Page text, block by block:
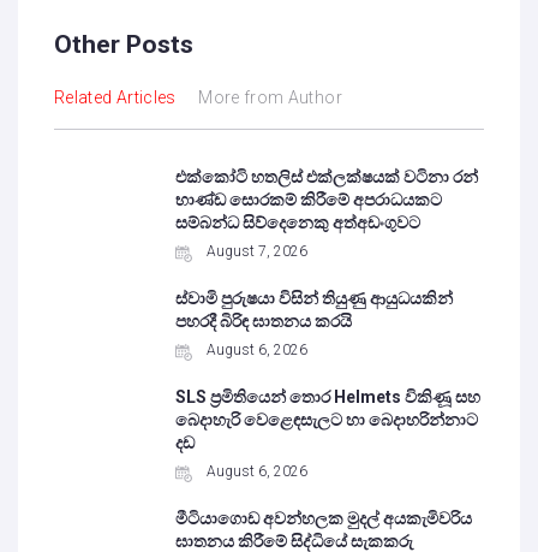
Other Posts
Related Articles More from Author
එක්කෝටි හතලිස් එක්ලක්ෂයක් වටිනා රන්
භාණ්ඩ සොරකම් කිරීමේ අපරාධයකට
සම්බන්ධ සිව්දෙනෙකු අත්අඩංගුවට
August 7, 2026
ස්වාමි පුරුෂයා විසින් තියුණු ආයුධයකින්
පහරදී බිරිඳ ඝාතනය කරයි
August 6, 2026
SLS ප්‍රමිතියෙන් තොර Helmets විකිණූ සහ
බෙදාහැරි වෙළෙඳසැලට හා බෙදාහරින්නාට
දඩ
August 6, 2026
මීටියාගොඩ අවන්හලක මුදල් අයකැමිවරිය
ඝාතනය කිරීමේ සිද්ධියේ සැකකරු